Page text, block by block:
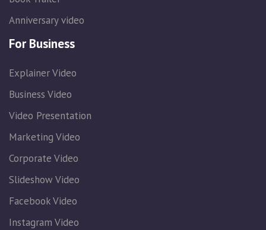
Anniversary video
For Business
Explainer Video
Business Video
Video Presentation
Marketing Video
Corporate Video
Slideshow Video
Facebook Video
Instagram Video